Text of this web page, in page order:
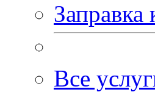
Заправка
Все